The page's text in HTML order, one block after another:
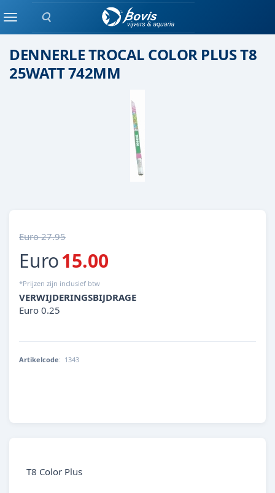
Zoeken
Menutl /overige
DENNERLE TROCAL COLOR PLUS T8
25WATT 742MM
Euro 27.95
Euro15.00
*Prijzen zijn inclusief btw
VERWIJDERINGSBIJDRAGE
Euro 0.25
Artikelcode: 1343
T8 Color Plus